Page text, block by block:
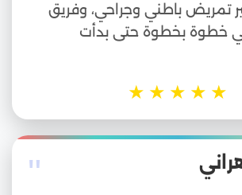
تمريض باطني وجراحي، وفريق
خطوة بخطوة حتى بدأت
★
★
★
★
★
"